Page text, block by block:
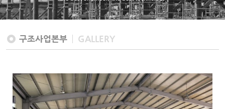
구조사업본부 GALLERY